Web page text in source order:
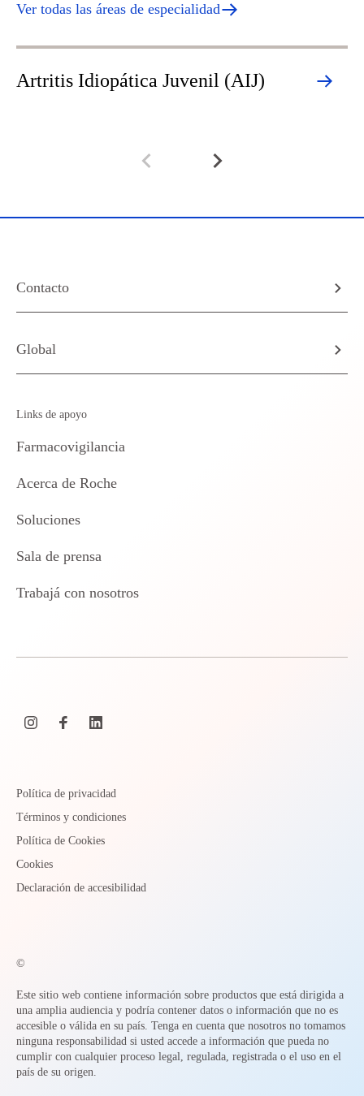
Ver todas las áreas de especialidad
Artritis Idiopática Juvenil (AIJ)
Contacto
Global
Links de apoyo
Farmacovigilancia
Acerca de Roche
Soluciones
Sala de prensa
Trabajá con nosotros
Política de privacidad
Términos y condiciones
Política de Cookies
Cookies
Declaración de accesibilidad
©
Este sitio web contiene información sobre productos que está dirigida a
una amplia audiencia y podría contener datos o información que no es
accesible o válida en su país. Tenga en cuenta que nosotros no tomamos
ninguna responsabilidad si usted accede a información que pueda no
cumplir con cualquier proceso legal, regulada, registrada o el uso en el
país de su origen.